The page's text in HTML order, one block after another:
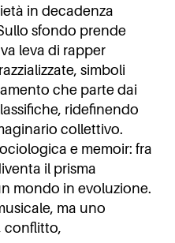
in decadenza
sfondo prende
leva di rapper
simboli
che parte dai
ridefinendo
collettivo.
e memoir: fra
il prisma
mondo in evoluzione.
ma uno
conflitto,